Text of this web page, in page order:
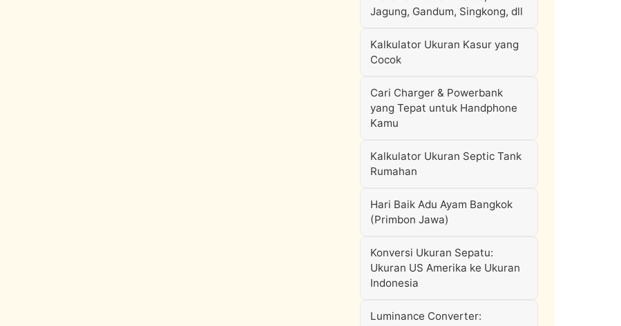
Jagung, Gandum, Singkong, dll
Kalkulator Ukuran Kasur yang
Cocok
Cari Charger & Powerbank
yang Tepat untuk Handphone
Kamu
Kalkulator Ukuran Septic Tank
Rumahan
Hari Baik Adu Ayam Bangkok
(Primbon Jawa)
Konversi Ukuran Sepatu:
Ukuran US Amerika ke Ukuran
Indonesia
Luminance Converter: